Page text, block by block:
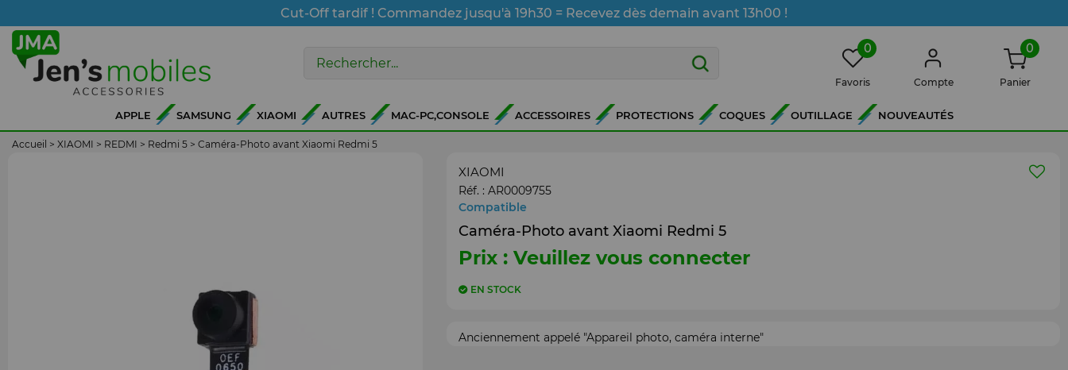
Cut-Off tardif ! Commandez jusqu'à 19h30 = Recevez dès demain avant 13h00 !
0
Favoris Compte
0
Panier
APPLE SAMSUNG XIAOMI AUTRES MAC-PC,CONSOLE ACCESSOIRES PROTECTIONS COQUES OUTILLAGE NOUVEAUTÉS
Accueil > XIAOMI > REDMI > Redmi 5 > Caméra-Photo avant Xiaomi Redmi 5
XIAOMI
Réf. : AR0009755
Compatible
Caméra-Photo avant Xiaomi Redmi 5
Prix : Veuillez vous connecter
EN STOCK
Anciennement appelé "Appareil photo, caméra interne"